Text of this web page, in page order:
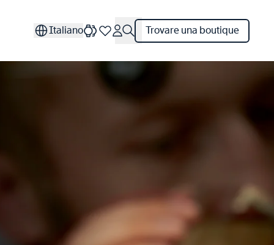
Italiano Trovare una boutique